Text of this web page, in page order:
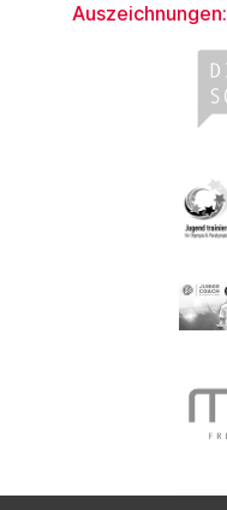
Auszeichnungen: